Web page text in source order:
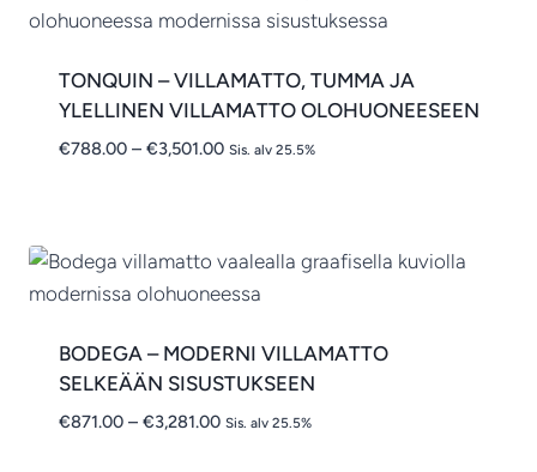
TONQUIN – VILLAMATTO, TUMMA JA
YLELLINEN VILLAMATTO OLOHUONEESEEN
€788.00 – €3,501.00Hintaluokka:
Sis. alv 25.5%
BODEGA – MODERNI VILLAMATTO
SELKEÄÄN SISUSTUKSEEN
€871.00 – €3,281.00Hintaluokka:
Sis. alv 25.5%